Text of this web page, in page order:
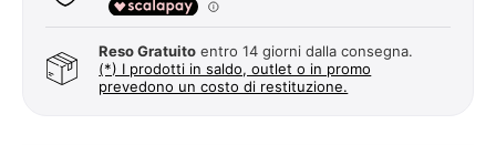
Reso Gratuito entro 14 giorni dalla consegna.
(*) I prodotti in saldo, outlet o in promo
prevedono un costo di restituzione.